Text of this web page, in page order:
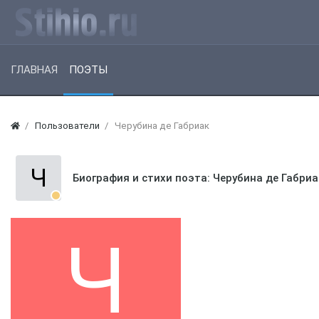
ГЛАВНАЯ ПОЭТЫ
Пользователи Черубина де Габриак
Ч Биография и стихи поэта: Черубина де
Ч